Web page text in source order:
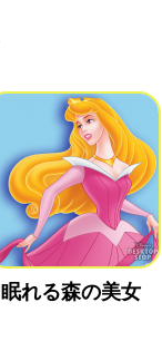
眠れる森の美女